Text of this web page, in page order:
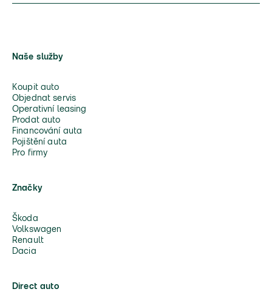
Naše služby
Koupit auto
Objednat servis
Operativní leasing
Prodat auto
Financování auta
Pojištění auta
Pro firmy
Značky
Škoda
Volkswagen
Renault
Dacia
Direct auto